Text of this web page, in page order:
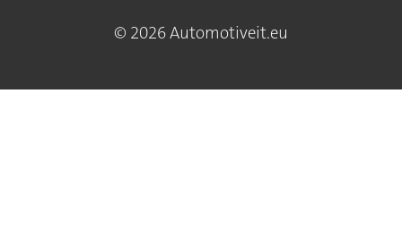
© 2026 Automotiveit.eu